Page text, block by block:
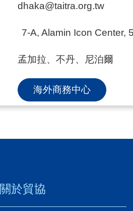
dhaka@taitra.org.tw
7-A, Alamin Icon Center,
孟加拉、不丹、尼泊爾
海外商務中心
關於貿協